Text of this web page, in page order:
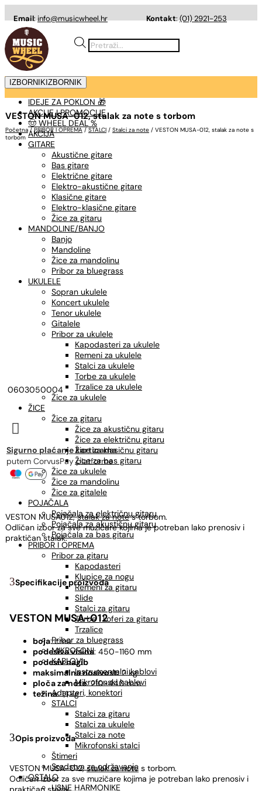
Email:info@musicwheel.hr Kontakt:(01) 2921-253
Products
search
IZBORNIK IZBORNIK
IDEJE ZA POKLON 🎁
AKCIJE I PROMOCIJE
🤠 WHEEL DEAL %
AKCIJA
GITARE
Akustične gitare
Bas gitare
Električne gitare
Elektro-akustične gitare
Klasične gitare
Elektro-klasične gitare
Žice za gitaru
MANDOLINE/BANJO
Banjo
Mandoline
Žice za mandolinu
Pribor za bluegrass
UKULELE
Sopran ukulele
Koncert ukulele
Tenor ukulele
Gitalele
Pribor za ukulele
Kapodasteri za ukulele
Remeni za ukulele
Stalci za ukulele
Torbe za ukulele
Trzalice za ukulele
Žice za ukulele
ŽICE
Žice za gitaru
Žice za akustičnu gitaru
Žice za električnu gitaru
Žice za klasičnu gitaru
Žice za bas gitaru
Žice za ukulele
Žice za mandolinu
Žice za gitalele
POJAČALA
Pojačala za električnu gitaru
Pojačala za akustičnu gitaru
Pojačala za bas gitaru
PRIBOR I OPREMA
Pribor za gitaru
Kapodasteri
Klupice za nogu
Remeni za gitaru
Slide
Stalci za gitaru
Torbe i koferi za gitaru
Trzalice
Pribor za bluegrass
MIKROFONI
KABLOVI
Instrumentalni kablovi
Mikrofonski kablovi
Adapteri, konektori
STALCI
Stalci za gitaru
Stalci za ukulele
Stalci za note
Mikrofonski stalci
Štimeri
Sredstva za održavanje
OSTALO
USNE HARMONIKE
VESTON MUSA-012, stalak za note s torbom
Početna / PRIBOR I OPREMA / STALCI / Stalci za note / VESTON MUSA-012, stalak za note s
torbom
0603050004

Sigurno plaćanje karticama
putem CorvusPay platforme
VESTON MUSA012,stalak za notes torbom.
Odličan izbor za sve muzičare kojima je potreban lako prenosiv i
praktičan stalak.
Specifikacije proizvoda
VESTON MUSA-012
boja: crna
podesiva visina: 450-1160 mm
podesiv nagib
maksimalna nosivost:2 kg
ploča za note: 210×440 mm
težina: 1,1 kg
Opis proizvoda
VESTON MUSA-012,stalak za note s torbom.
Odličan izbor za sve muzičare kojima je potreban lako prenosiv i